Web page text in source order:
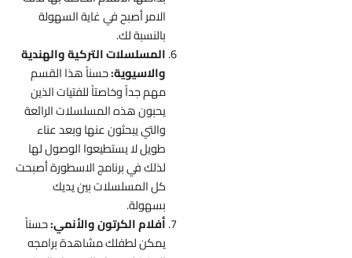
الامر أصبح في غاية السهولة
بالنسبة لك.
المسلسلات التركية والهندية
والاسيوية:حسناً هذا القسم
مهم جداً وخاصتاً للفتيات الذين
يحبون هذه المسلسلات الرائعة
والتي يبحثون عنها وبعد عناء
طويل لا يستطيعوا الوصول لها
لذلك في برنامج الاسطورة أصبحت
كل المسلسلات بين يديك
بسهولة.
أفلام الكرتون والأنمي:حسناً
يمكن لطفلك مشاهدة برامجه